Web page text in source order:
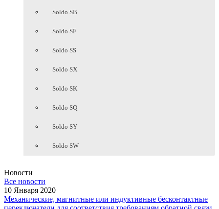
Soldo SB
Soldo SF
Soldo SS
Soldo SX
Soldo SK
Soldo SQ
Soldo SY
Soldo SW
Новости
Все новости
10 Января 2020
Механические, магнитные или индуктивные бесконтактные